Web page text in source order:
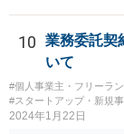
10
業務委託契
いて
#個人事業主・フリーラン
#スタートアップ・新規
2024年1月22日